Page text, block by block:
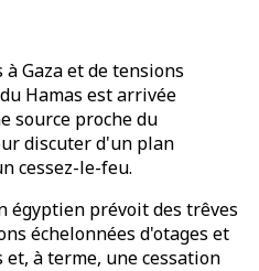
Gaza et de tensions
Hamas est arrivée
source proche du
discuter d'un plan
cessez-le-feu.
égyptien prévoit des trêves
échelonnées d'otages et
à terme, une cessation